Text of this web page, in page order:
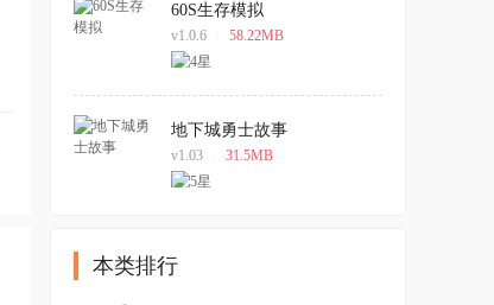
60S生存模拟
v1.0.6 58.22MB
地下城勇士故事
v1.03 31.5MB
本类排行